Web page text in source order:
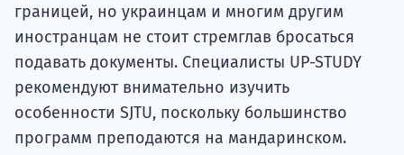
границей, но украинцам и многим другим
иностранцам не стоит стремглав бросаться
подавать документы. Специалисты UP-STUDY
рекомендуют внимательно изучить
особенности SJTU, поскольку большинство
программ преподаются на мандаринском.